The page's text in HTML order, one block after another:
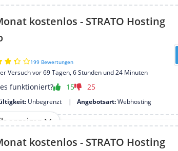
kostenlos - STRATO Hosting
199 Bewertungen
Versuch vor 69 Tagen, 6 Stunden und 24 Minuten
funktioniert? 15 25
Unbegrenzt Angebotsart:Webhosting
anzeigen
kostenlos - STRATO Hosting